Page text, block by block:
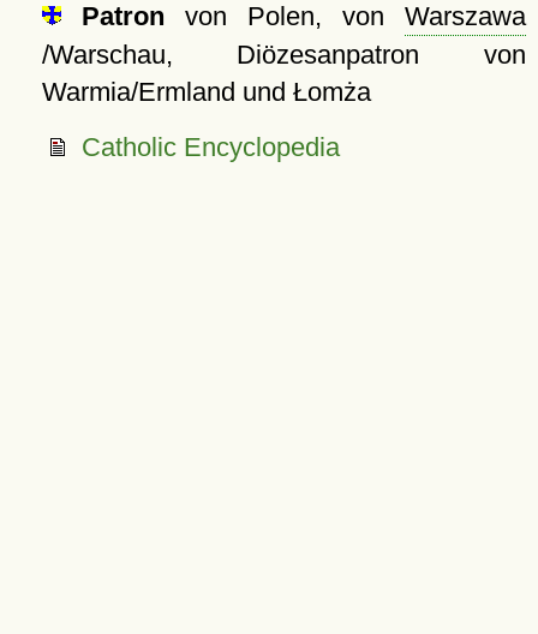
Patron von Polen, vonWarszawa
/Warschau, Diözesanpatron von
Warmia/Ermland und Łomża
Catholic Encyclopedia